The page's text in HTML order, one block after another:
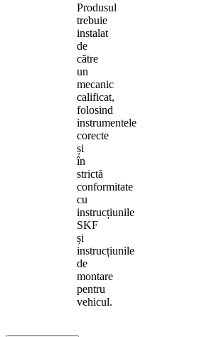
Produsul
trebuie
instalat
de
către
un
mecanic
calificat,
folosind
instrumentele
corecte
și
în
strictă
conformitate
cu
instrucțiunile
SKF
și
instrucțiunile
de
montare
pentru
vehicul.